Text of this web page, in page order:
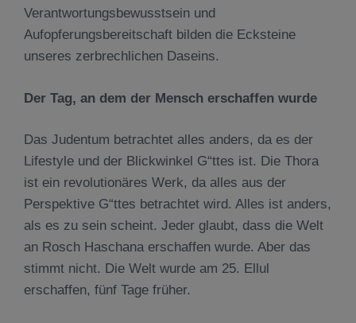
Verantwortungsbewusstsein und
Aufopferungsbereitschaft bilden die Ecksteine
unseres zerbrechlichen Daseins.
Der Tag, an dem der Mensch erschaffen wurde
Das Judentum betrachtet alles anders, da es der
Lifestyle und der Blickwinkel G“ttes ist. Die Thora
ist ein revolutionäres Werk, da alles aus der
Perspektive G“ttes betrachtet wird. Alles ist anders,
als es zu sein scheint. Jeder glaubt, dass die Welt
an Rosch Haschana erschaffen wurde. Aber das
stimmt nicht. Die Welt wurde am 25. Ellul
erschaffen, fünf Tage früher.